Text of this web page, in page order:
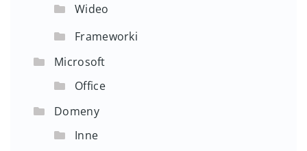
Wideo
Frameworki
Microsoft
Office
Domeny
Inne